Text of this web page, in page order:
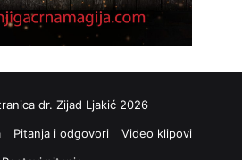
dr. Zijad Ljakić 2026
Pitanja i odgovori
Video klipovi